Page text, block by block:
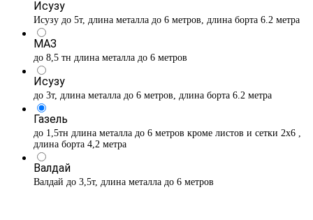
Исузу
Исузу до 5т, длина металла до 6 метров, длина борта 6.2 метра
МАЗ
до 8,5 тн длина металла до 6 метров
Исузу
до 3т, длина металла до 6 метров, длина борта 6.2 метра
Газель
до 1,5тн длина металла до 6 метров кроме листов и сетки 2х6 ,
длина борта 4,2 метра
Валдай
Валдай до 3,5т, длина металла до 6 метров